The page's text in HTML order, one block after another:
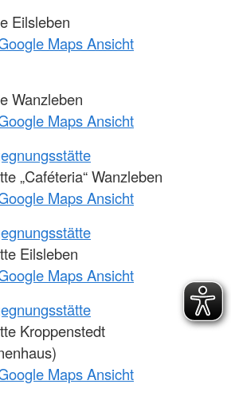
Eilsleben
Maps Ansicht
Wanzleben
Maps Ansicht
„Caféteria“ Wanzleben
Maps Ansicht
Eilsleben
Maps Ansicht
Kroppenstedt
Maps Ansicht